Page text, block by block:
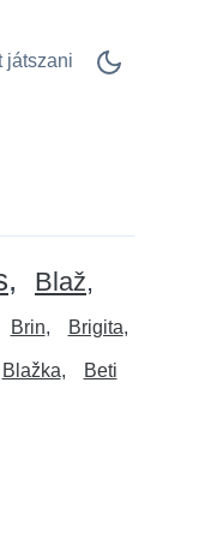
játszani
Blaž
Brin Brigita
Blažka Beti